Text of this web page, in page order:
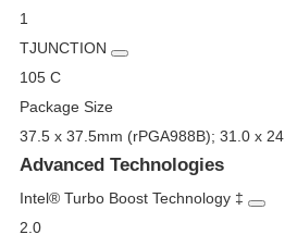
1
TJUNCTION
105 C
Package Size
37.5 x 37.5mm (rPGA988B); 31.0 x
Advanced Technologies
Intel® Turbo Boost Technology ‡
2.0